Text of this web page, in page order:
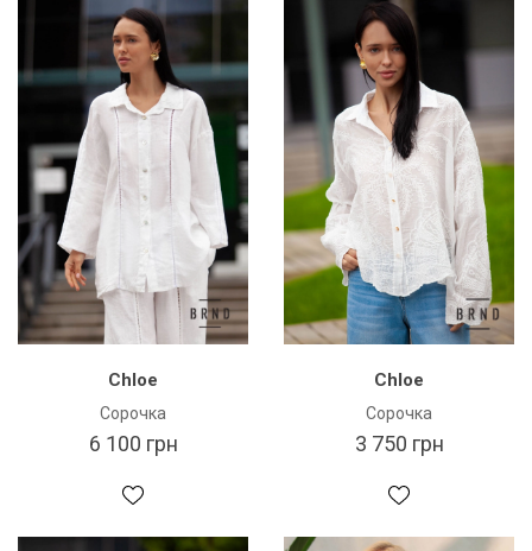
Chloe
Сорочка
6 100 грн
Chloe
Сорочка
3 750 грн